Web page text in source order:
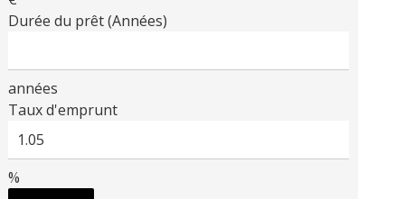
Durée du prêt (Années)
années
Taux d'emprunt
%